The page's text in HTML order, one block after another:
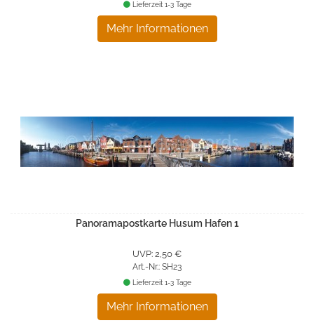
Mehr Informationen
Lieferzeit 1-3 Tage
Panoramapostkarte Husum Hafen 1
UVP: 2,50 €
Art.-Nr.: SH23
Mehr Informationen
Lieferzeit 1-3 Tage